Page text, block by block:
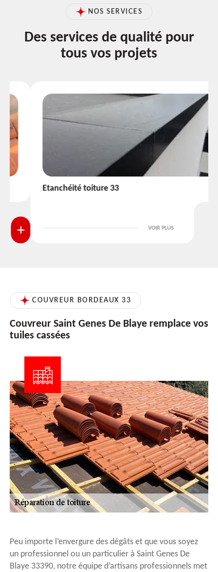
NOS SERVICES
Des services de qualité pour
tous vos projets
Etanchéité toiture 33
VOIR PLUS
COUVREUR BORDEAUX 33
Couvreur Saint Genes De Blaye remplace vos
tuiles cassées
Peu importe l’envergure des dégâts et que vous soyez
un professionnel ou un particulier à Saint Genes De
Blaye 33390, notre équipe d’artisans professionnels met